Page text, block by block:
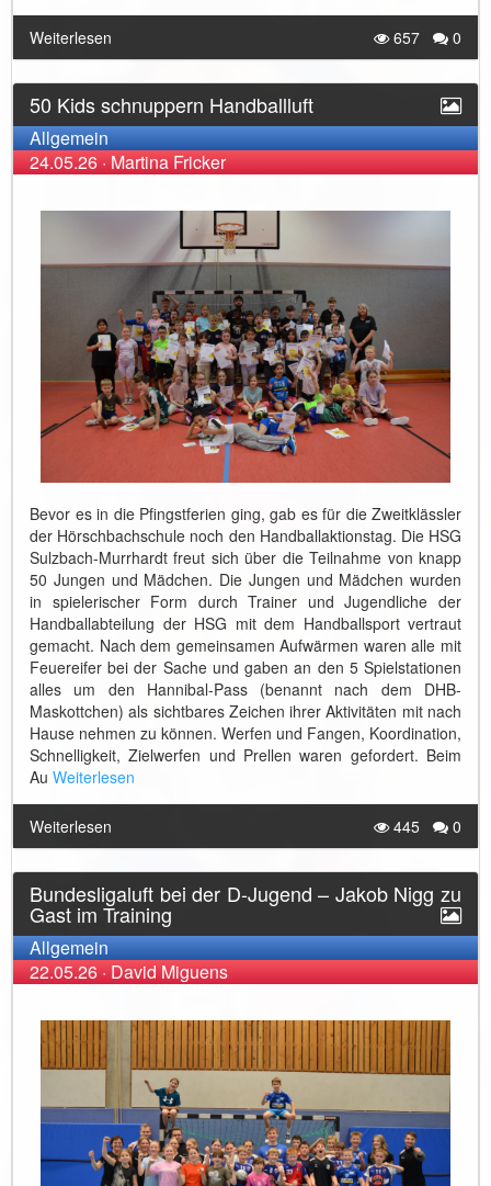
Weiterlesen 657 0
50 Kids schnuppern Handballluft
Allgemein
24.05.26·Martina Fricker
Bevor es in die Pfingstferien ging, gab es für die Zweitklässler
der Hörschbachschule noch den Handballaktionstag. Die HSG
Sulzbach-Murrhardt freut sich über die Teilnahme von knapp
50 Jungen und Mädchen. Die Jungen und Mädchen wurden
in spielerischer Form durch Trainer und Jugendliche der
Handballabteilung der HSG mit dem Handballsport vertraut
gemacht. Nach dem gemeinsamen Aufwärmen waren alle mit
Feuereifer bei der Sache und gaben an den 5 Spielstationen
alles um den Hannibal-Pass (benannt nach dem DHB-
Maskottchen) als sichtbares Zeichen ihrer Aktivitäten mit nach
Hause nehmen zu können. Werfen und Fangen, Koordination,
Schnelligkeit, Zielwerfen und Prellen waren gefordert. Beim
Au Weiterlesen
Weiterlesen 445 0
Bundesligaluft bei der D-Jugend – Jakob Nigg zu
Gast im Training
Allgemein
22.05.26·David Miguens